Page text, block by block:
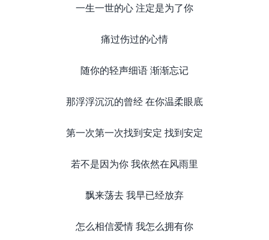
一生一世的心 注定是为了你
痛过伤过的心情
随你的轻声细语 渐渐忘记
那浮浮沉沉的曾经 在你温柔眼底
第一次第一次找到安定 找到安定
若不是因为你 我依然在风雨里
飘来荡去 我早已经放弃
怎么相信爱情 我怎么拥有你